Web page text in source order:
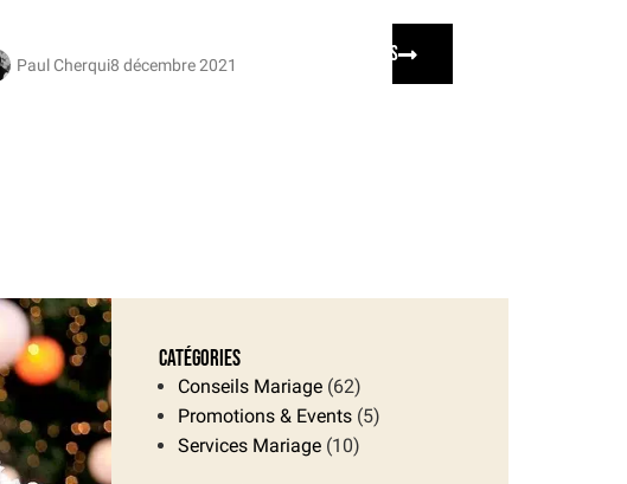
Rendez-vous
Paul Cherqui8 décembre 2021
Catégories
Conseils Mariage(62)
Promotions & Events(5)
Services Mariage(10)